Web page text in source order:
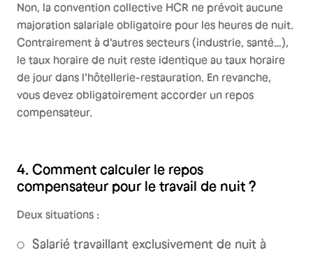
Non, la convention collective HCR ne prévoit aucune
majoration salariale obligatoire pour les heures de nuit.
Contrairement à d'autres secteurs (industrie, santé…),
le taux horaire de nuit reste identique au taux horaire
de jour dans l'hôtellerie-restauration. En revanche,
vous devez obligatoirement accorder un repos
compensateur.
4. Comment calculer le repos
compensateur pour le travail de nuit ?
Deux situations :
Salarié travaillant exclusivement de nuit à